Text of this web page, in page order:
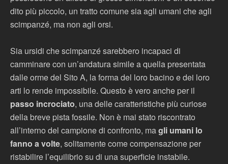
dito più piccolo, un tratto comune sia agli umani che agli
scimpanzé, ma non agli orsi.
Sia ursidi che scimpanzé sarebbero incapaci di
camminare con un’andatura simile a quella presentata
dalle orme del Sito A, la forma del loro bacino e dei loro
arti lo rende impossibile. Questo è vero anche per il
passo incrociato, una delle caratteristiche più curiose
della breve pista fossile. Non è mai stato riscontrato
all’interno del campione di confronto, magli umani lo
fanno a volte, solitamente come compensazione per
ristabilire l’equilibrio su di una superficie instabile.